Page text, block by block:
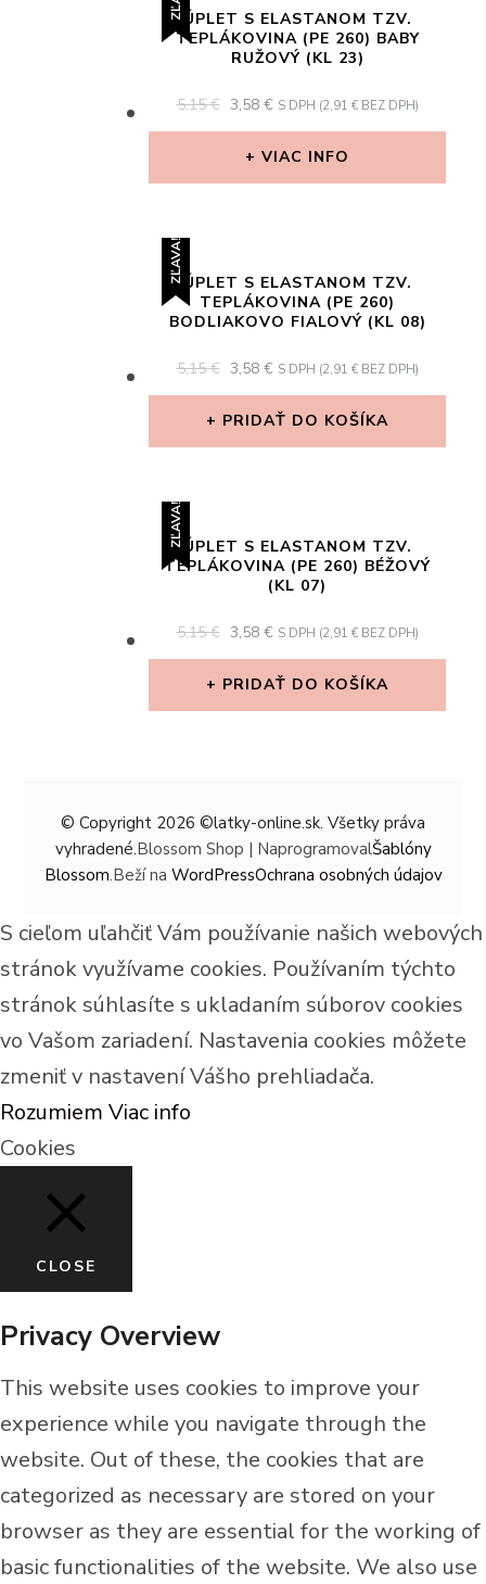
ÚPLET S ELASTANOM TZV.
TEPLÁKOVINA (PE 260) BABY
RUŽOVÝ (KL 23)
5,15€ ORIGINAL
PRICE
5,15 €.
3,58 €CURRENT
3,58 €.
S DPH (2,91 €BEZ DPH)
VIAC INFO
ZĽAVA! ÚPLET S ELASTANOM TZV.
TEPLÁKOVINA (PE 260)
BODLIAKOVO FIALOVÝ (KL 08)
5,15€ ORIGINAL
PRICE
5,15 €.
3,58 €CURRENT
3,58 €.
S DPH (2,91 €BEZ DPH)
PRIDAŤ DO KOŠÍKA
ZĽAVA! ÚPLET S ELASTANOM TZV.
TEPLÁKOVINA (PE 260) BÉŽOVÝ
(KL 07)
5,15€ ORIGINAL
PRICE
5,15 €.
3,58 €CURRENT
3,58 €.
S DPH (2,91 €BEZ DPH)
PRIDAŤ DO KOŠÍKA
© Copyright 2026 ©latky-online.sk. Všetky práva
vyhradené.Blossom Shop | NaprogramovalŠablóny
Blossom.Beží na WordPressOchrana osobných údajov
S cieľom uľahčiť Vám používanie našich webových
stránok využívame cookies. Používaním týchto
stránok súhlasíte s ukladaním súborov cookies
vo Vašom zariadení. Nastavenia cookies môžete
zmeniť v nastavení Vášho prehliadača.
Rozumiem Viac info
Cookies
CLOSE
Privacy Overview
This website uses cookies to improve your
experience while you navigate through the
website. Out of these, the cookies that are
categorized as necessary are stored on your
browser as they are essential for the working of
basic functionalities of the website. We also use